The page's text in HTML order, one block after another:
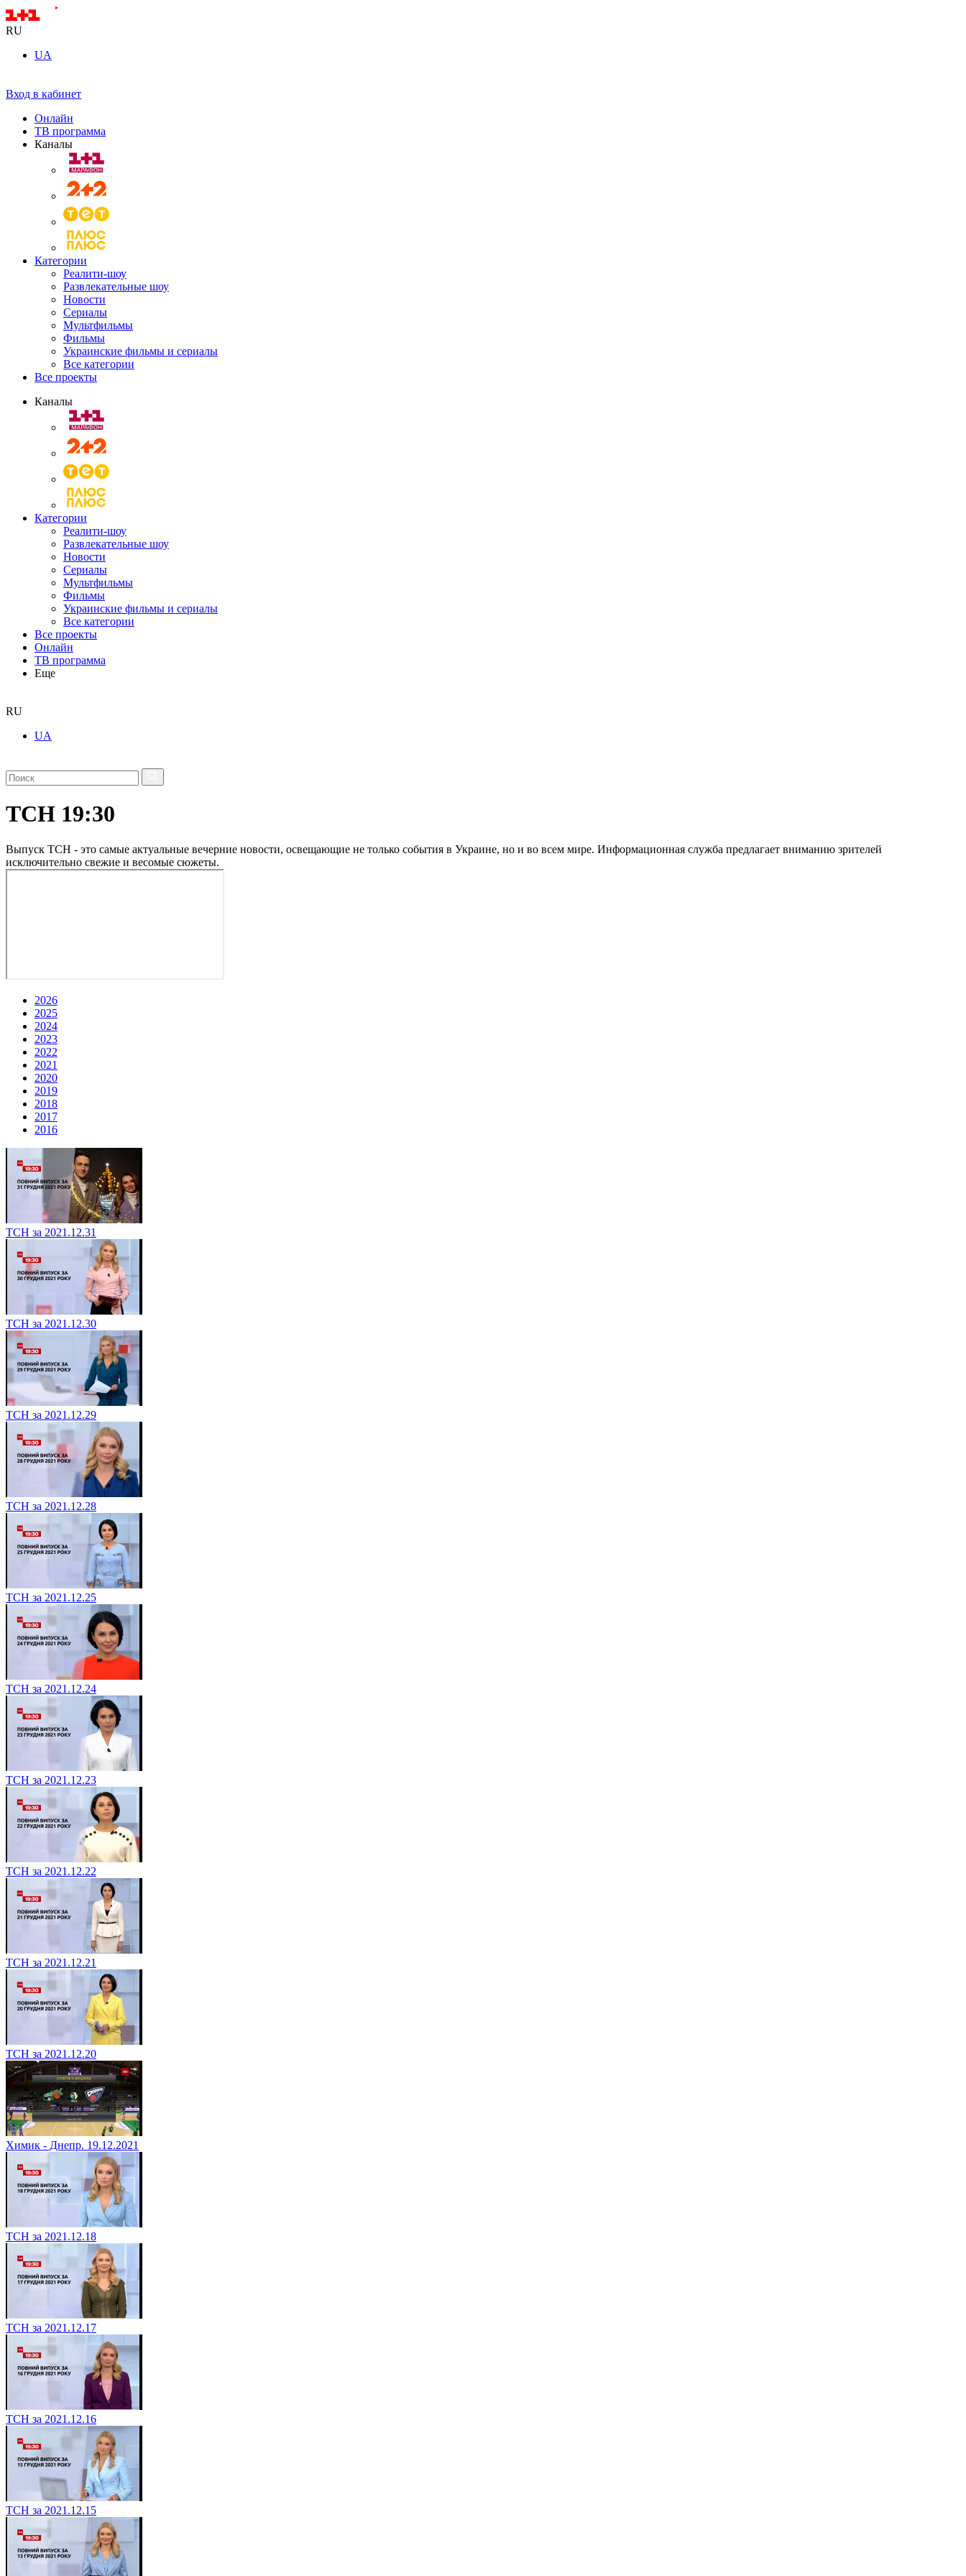
RU
UA
Вход в кабинет
Онлайн
ТВ программа
Каналы
Категории
Реалити-шоу
Развлекательные шоу
Новости
Сериалы
Мультфильмы
Фильмы
Украинские фильмы и сериалы
Все категории
Все проекты
Каналы
Категории
Реалити-шоу
Развлекательные шоу
Новости
Сериалы
Мультфильмы
Фильмы
Украинские фильмы и сериалы
Все категории
Все проекты
Онлайн
ТВ программа
Еще
RU
UA
ТСН 19:30
Выпуск ТСН - это самые актуальные вечерние новости, освещающие не только события в Украине, но и во всем мире. Информационная служба предлагает вниманию зрителей
исключительно свежие и весомые сюжеты.
2026
2025
2024
2023
2022
2021
2020
2019
2018
2017
2016
ТСН за 2021.12.31
ТСН за 2021.12.30
ТСН за 2021.12.29
ТСН за 2021.12.28
ТСН за 2021.12.25
ТСН за 2021.12.24
ТСН за 2021.12.23
ТСН за 2021.12.22
ТСН за 2021.12.21
ТСН за 2021.12.20
Химик - Днепр. 19.12.2021
ТСН за 2021.12.18
ТСН за 2021.12.17
ТСН за 2021.12.16
ТСН за 2021.12.15